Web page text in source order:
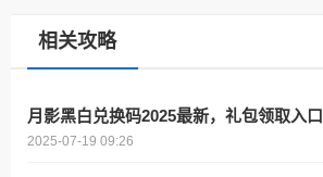
相关攻略
月影黑白兑换码2025最新，礼包领取入口
2025-07-19 09:26